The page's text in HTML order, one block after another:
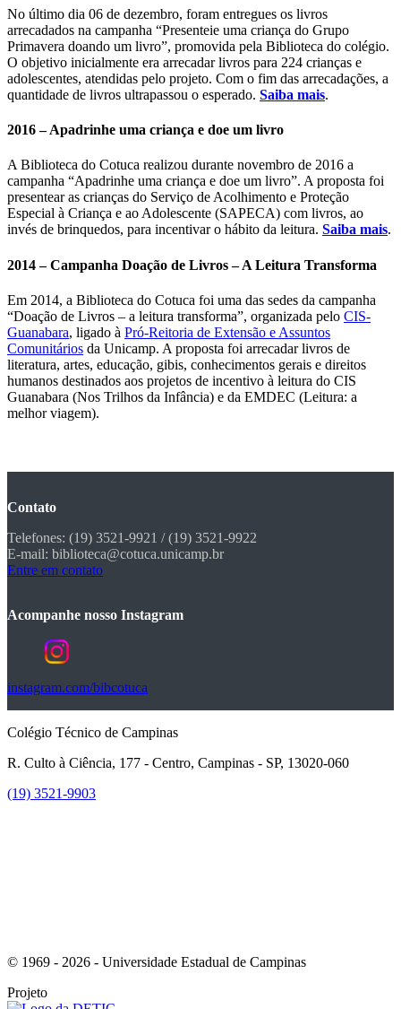
No último dia 06 de dezembro, foram entregues os livros
arrecadados na campanha “Presenteie uma criança do Grupo
Primavera doando um livro”, promovida pela Biblioteca do colégio.
O objetivo inicialmente era arrecadar livros para 224 crianças e
adolescentes, atendidas pelo projeto. Com o fim das arrecadações, a
quantidade de livros ultrapassou o esperado. Saiba mais.
2016 – Apadrinhe uma criança e doe um livro
A Biblioteca do Cotuca realizou durante novembro de 2016 a
campanha “Apadrinhe uma criança e doe um livro”. A proposta foi
presentear as crianças do Serviço de Acolhimento e Proteção
Especial à Criança e ao Adolescente (SAPECA) com livros, ao
invés de brinquedos, para incentivar o hábito da leitura. Saiba mais.
2014 – Campanha Doação de Livros – A Leitura Transforma
Em 2014, a Biblioteca do Cotuca foi uma das sedes da campanha
“Doação de Livros – a leitura transforma”, organizada pelo CIS-
Guanabara, ligado à Pró-Reitoria de Extensão e Assuntos
Comunitários da Unicamp. A proposta foi arrecadar livros de
literatura, artes, educação, gibis, conhecimentos gerais e direitos
humanos destinados aos projetos de incentivo à leitura do CIS
Guanabara (Nos Trilhos da Infância) e da EMDEC (Leitura: a
melhor viagem).
Contato
Telefones: (19) 3521-9921 / (19) 3521-9922
E-mail: biblioteca@cotuca.unicamp.br
Entre em contato
Acompanhe nosso Instagram
instagram.com/bibcotuca
Colégio Técnico de Campinas
R. Culto à Ciência, 177 - Centro, Campinas - SP, 13020-060
(19) 3521-9903
© 1969 - 2026 - Universidade Estadual de Campinas
Projeto